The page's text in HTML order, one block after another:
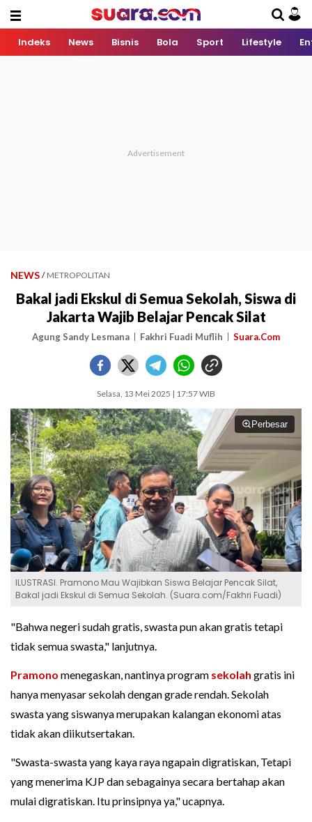
Indeks News Bisnis Bola Sport Lifestyle
NEWS / METROPOLITAN
Bakal jadi Ekskul di Semua Sekolah, Siswa di
Jakarta Wajib Belajar Pencak Silat
Agung Sandy Lesmana Fakhri Fuadi Muflih Suara.Com
Selasa, 13 Mei 2025 | 17:57 WIB
Perbesar
ILUSTRASI. Pramono Mau Wajibkan Siswa Belajar Pencak Silat,
Bakal jadi Ekskul di Semua Sekolah. (Suara.com/Fakhri Fuadi)
"Bahwa negeri sudah gratis, swasta pun akan gratis tetapi
tidak semua swasta," lanjutnya.
Pramono menegaskan, nantinya program sekolah gratis ini
hanya menyasar sekolah dengan grade rendah. Sekolah
swasta yang siswanya merupakan kalangan ekonomi atas
tidak akan diikutsertakan.
"Swasta-swasta yang kaya raya ngapain digratiskan, Tetapi
yang menerima KJP dan sebagainya secara bertahap akan
mulai digratiskan. Itu prinsipnya ya," ucapnya.